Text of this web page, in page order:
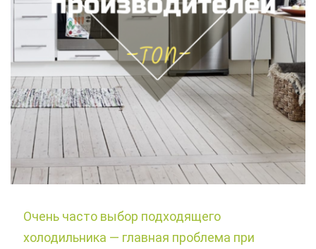
Очень часто выбор подходящего
холодильника — главная проблема при